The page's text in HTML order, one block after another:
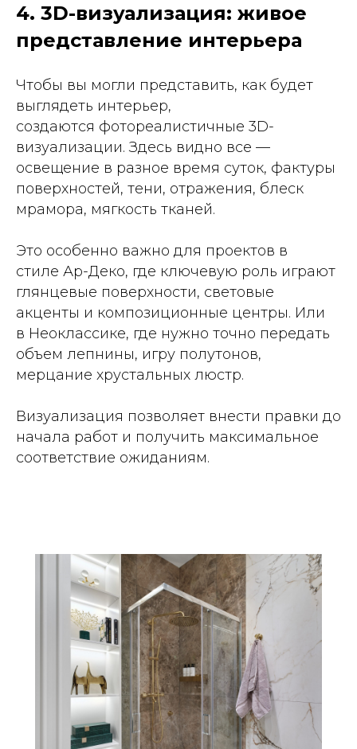
4. 3D-визуализация: живое
представление интерьера
Чтобы вы могли представить, как будет
выглядеть интерьер,
создаются фотореалистичные 3D-
визуализации. Здесь видно все —
освещение в разное время суток, фактуры
поверхностей, тени, отражения, блеск
мрамора, мягкость тканей.
Это особенно важно для проектов в
стиле Ар-Деко, где ключевую роль играют
глянцевые поверхности, световые
акценты и композиционные центры. Или
в Неоклассике, где нужно точно передать
объем лепнины, игру полутонов,
мерцание хрустальных люстр.
Визуализация позволяет внести правки до
начала работ и получить максимальное
соответствие ожиданиям.